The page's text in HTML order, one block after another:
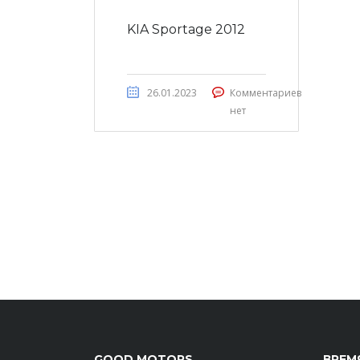
KIA Sportage 2012
26.01.2023
Комментариев
нет